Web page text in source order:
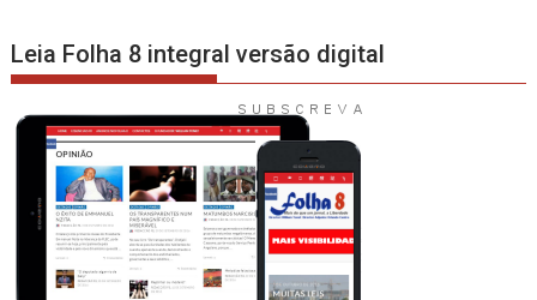
Leia Folha 8 integral versão digital